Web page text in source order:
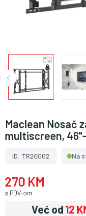
Maclean Nosač
multiscreen,
ID: TR20002 Na
270 KM
s PDV-om
Već od12